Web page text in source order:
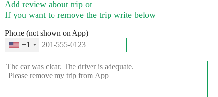
Add review about trip or
If you want to remove the trip write below
Phone (not shown on App)
+1